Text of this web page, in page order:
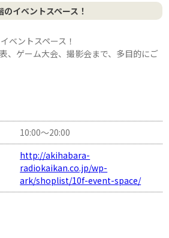
イベントスペース！
ベントスペース！
、ゲーム大会、撮影会まで、多目的にご
10:00～20:00
http://akihabara-
radiokaikan.co.jp/wp-
ark/shoplist/10f-event-space/